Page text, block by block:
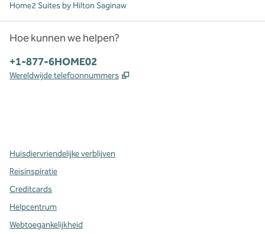
Home2 Suites by Hilton Saginaw
Hoe kunnen we helpen?
Telefoon:
+1-877-6HOME02
Wereldwijde telefoonnummers ,
Huisdiervriendelijke verblijven
Reisinspiratie
Creditcards
Helpcentrum
Webtoegankelijkheid